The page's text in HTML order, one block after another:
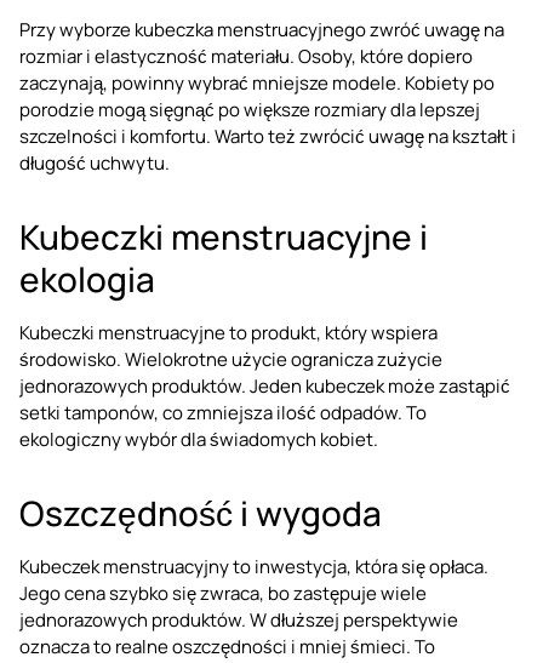
Przy wyborze kubeczka menstruacyjnego zwróć uwagę na
rozmiar i elastyczność materiału. Osoby, które dopiero
zaczynają, powinny wybrać mniejsze modele. Kobiety po
porodzie mogą sięgnąć po większe rozmiary dla lepszej
szczelności i komfortu. Warto też zwrócić uwagę na kształt i
długość uchwytu.
Kubeczki menstruacyjne i
ekologia
Kubeczki menstruacyjne to produkt, który wspiera
środowisko. Wielokrotne użycie ogranicza zużycie
jednorazowych produktów. Jeden kubeczek może zastąpić
setki tamponów, co zmniejsza ilość odpadów. To
ekologiczny wybór dla świadomych kobiet.
Oszczędność i wygoda
Kubeczek menstruacyjny to inwestycja, która się opłaca.
Jego cena szybko się zwraca, bo zastępuje wiele
jednorazowych produktów. W dłuższej perspektywie
oznacza to realne oszczędności i mniej śmieci. To